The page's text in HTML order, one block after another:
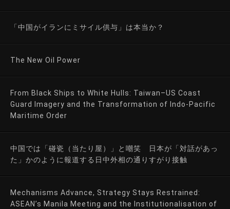
「中国がイランにミサイル供与」は本当か？
The New Oil Power
From Black Ships to White Hulls: Taiwan–US Coast
Guard Imagery and the Transformation of Indo-Pacific
Maritime Order
中国では「碰瓷（当たり屋）」と嘲笑 日本が「対話があっ
た」かのように報道する日中外相の通りすがり接触
Mechanisms Advance, Strategy Stays Restrained:
ASEAN’s Manila Meeting and the Institutionalisation of